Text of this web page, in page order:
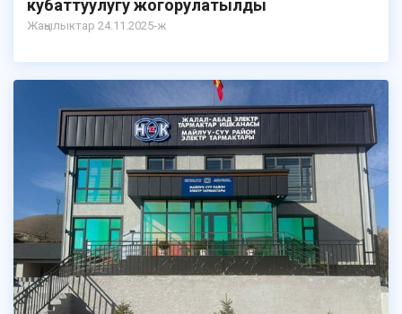
кубаттуулугу жогорулатылды
Жаңылыктар 24.11.2025-ж